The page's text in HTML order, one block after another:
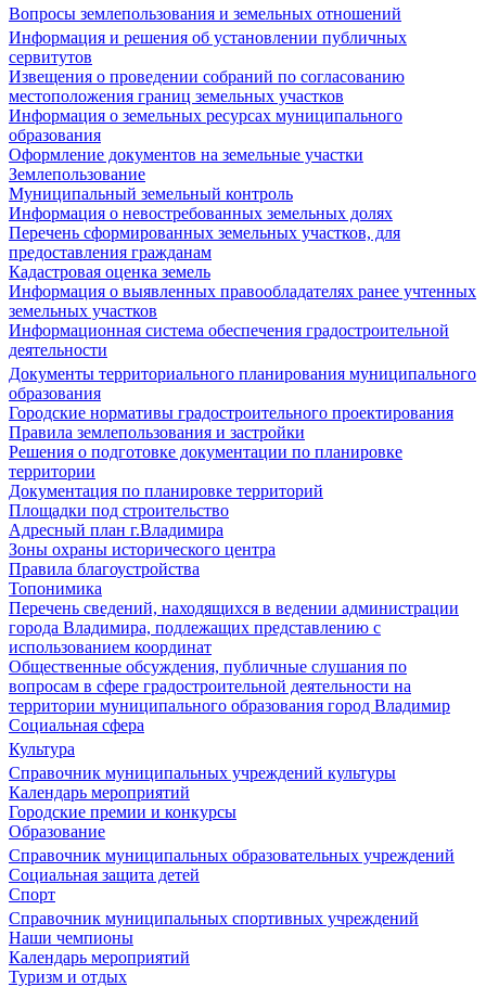
Вопросы землепользования и земельных отношений
Информация и решения об установлении публичных
сервитутов
Извещения о проведении собраний по согласованию
местоположения границ земельных участков
Информация о земельных ресурсах муниципального
образования
Оформление документов на земельные участки
Землепользование
Муниципальный земельный контроль
Информация о невостребованных земельных долях
Перечень сформированных земельных участков, для
предоставления гражданам
Кадастровая оценка земель
Информация о выявленных правообладателях ранее учтенных
земельных участков
Информационная система обеспечения градостроительной
деятельности
Документы территориального планирования муниципального
образования
Городские нормативы градостроительного проектирования
Правила землепользования и застройки
Решения о подготовке документации по планировке
территории
Документация по планировке территорий
Площадки под строительство
Адресный план г.Владимира
Зоны охраны исторического центра
Правила благоустройства
Топонимика
Перечень сведений, находящихся в ведении администрации
города Владимира, подлежащих представлению с
использованием координат
Общественные обсуждения, публичные слушания по
вопросам в сфере градостроительной деятельности на
территории муниципального образования город Владимир
Социальная сфера
Культура
Справочник муниципальных учреждений культуры
Календарь мероприятий
Городские премии и конкурсы
Образование
Справочник муниципальных образовательных учреждений
Социальная защита детей
Спорт
Справочник муниципальных спортивных учреждений
Наши чемпионы
Календарь мероприятий
Туризм и отдых